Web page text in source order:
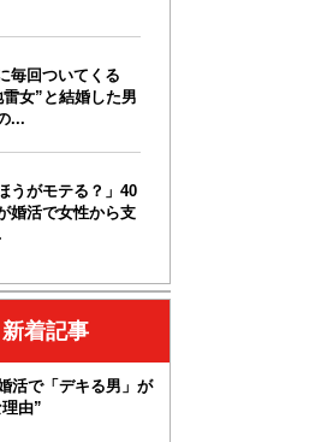
毎回ついてくる
女”と結婚した男
...
うがモテる？」40
婚活で女性から支
着記事
活で「デキる男」が
由”